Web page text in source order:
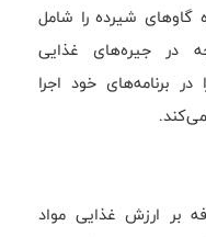
25 درصد جیره گاوهای شیرده را شامل
در جیره‌های غذایی
برنامه‌های خود اجرا
بر ارزش غذایی مواد